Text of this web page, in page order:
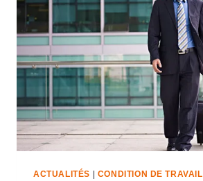
ACTUALITÉS | CONDITION DE TRAVAIL